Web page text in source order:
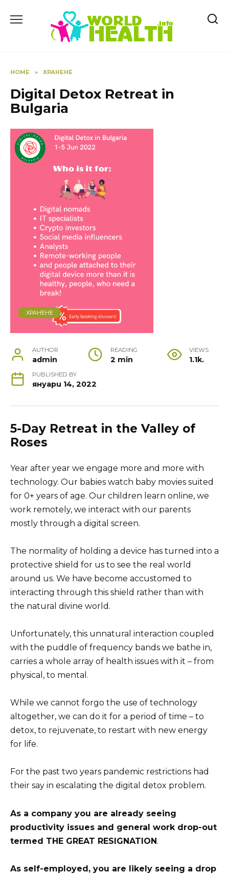
HOME » ХРАНЕНЕ
Digital Detox Retreat in
Bulgaria
ХРАНЕНЕ
AUTHOR
admin
READING
2 min
VIEWS
1.1k.
PUBLISHED BY
януари 14, 2022
5-Day Retreat in the Valley of
Roses
Year after year we engage more and more with
technology. Our babies watch baby movies suited
for 0+ years of age. Our children learn online, we
work remotely, we interact with our parents
mostly through a digital screen.
The normality of holding a device has turned into a
protective shield for us to see the real world
around us. We have become accustomed to
interacting through this shield rather than with
the natural divine world.
Unfortunately, this unnatural interaction coupled
with the puddle of frequency bands we bathe in,
carries a whole array of health issues with it – from
physical, to mental.
While we cannot forgo the use of technology
altogether, we can do it for a period of time – to
detox, to rejuvenate, to restart with new energy
for life.
For the past two years pandemic restrictions had
their say in escalating the digital detox problem.
As a company you are already seeing
productivity issues and general work drop-out
termed THE GREAT RESIGNATION.
As self-employed, you are likely seeing a drop